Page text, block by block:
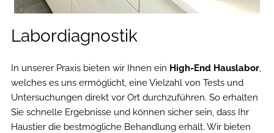
Labordiagnostik
In unserer Praxis bieten wir Ihnen ein High-End Hauslabor,
welches es uns ermöglicht, eine Vielzahl von Tests und
Untersuchungen direkt vor Ort durchzuführen. So erhalten
Sie schnelle Ergebnisse und können sicher sein, dass Ihr
Haustier die bestmögliche Behandlung erhält. Wir bieten